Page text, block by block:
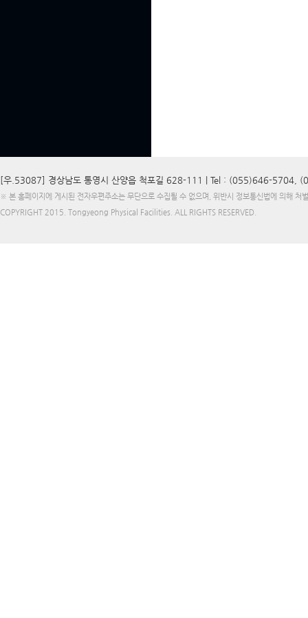
[우.53087] 경상남도 통영시 산양읍 척포길 628-111 | Tel : (055)646-5704,
※ 본 홈페이지에 게시된 전자우편주소는 무단으로 수집될 수 없으며, 위반시 정보통신법에 의해 처
COPYRIGHT 2015. Tongyeong Physical Facilities . ALL RIGHTS RESERVED.